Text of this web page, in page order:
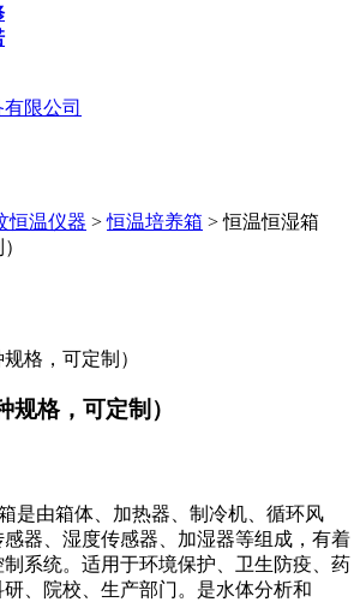
恒温仪器 > 恒温培养箱 >恒温恒湿箱
格，可定制）
是由箱体、加热器、制冷机、循环风
器、湿度传感器、加湿器等组成，有着
系统。适用于环境保护、卫生防疫、药
、院校、生产部门。是水体分析和